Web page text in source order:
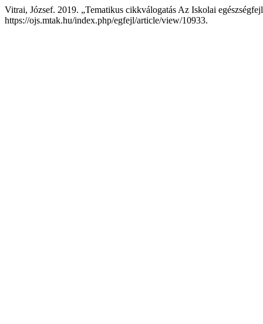
Vitrai, József. 2019. „Tematikus cikkválogatás Az Iskolai
https://ojs.mtak.hu/index.php/egfejl/article/view/10933.